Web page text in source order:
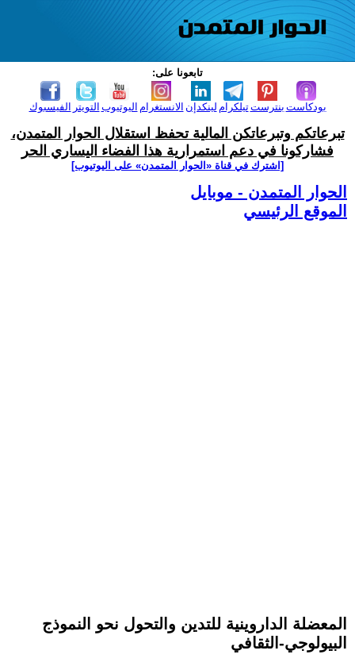
تابعونا على:
الفيسبوك التويتر اليوتيوب الانستغرام لينكدإن تيلكرامبنترست بودكاست
تبرعاتكم وتبرعاتكن المالية تحفظ استقلال الحوار المتمدن،
فشاركونا في دعم استمرارية هذا الفضاء اليساري الحر
[اشترك في قناة ‫«الحوار المتمدن» على اليوتيوب]
الحوار المتمدن - موبايل
الموقع الرئيسي
المعضلة الداروينية للتدين والتحول نحو النموذج
البيولوجي-الثقافي